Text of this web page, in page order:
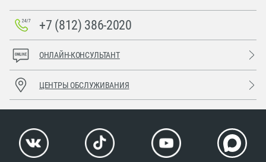
+7 (812) 386-2020
ОНЛАЙН-КОНСУЛЬТАНТ
ЦЕНТРЫ ОБСЛУЖИВАНИЯ